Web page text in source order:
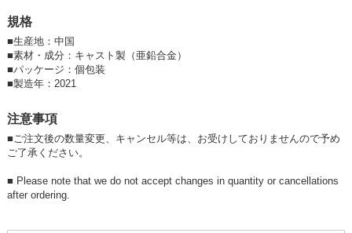
規格
■生産地：中国
■素材・成分：キャスト製（亜鉛合金）
■パッケージ：個包装
■製造年：2021
注意事項
■ご注文後の数量変更、キャンセル等は、お受けしておりませんので予め
ご了承ください。
■ Please note that we do not accept changes in quantity or cancellations
after ordering.